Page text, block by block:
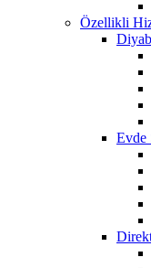
Özellikli
Evde